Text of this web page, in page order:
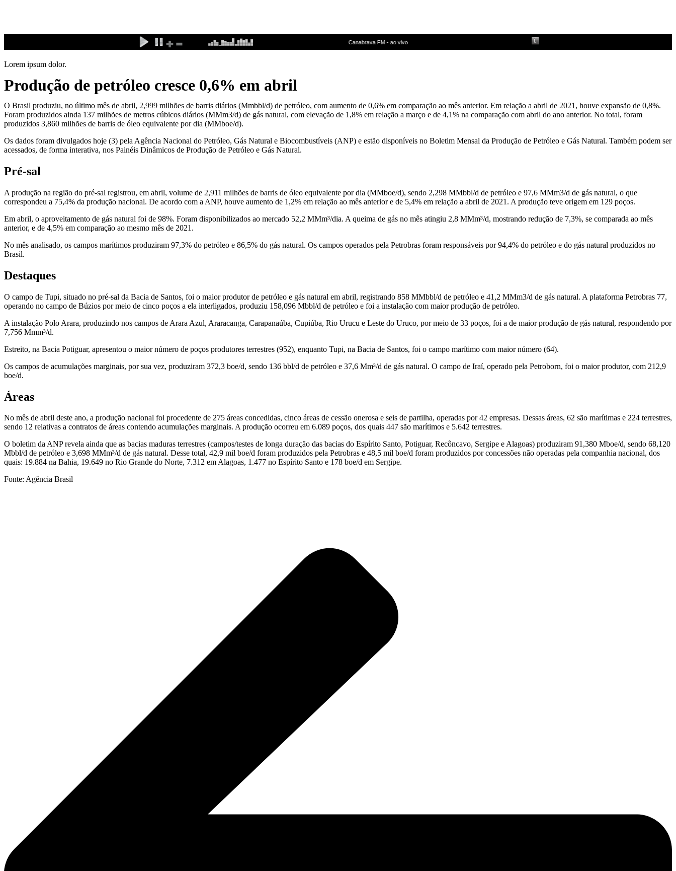
conteúdo
Lorem ipsum dolor.
Produção de petróleo cresce 0,6% em abril
O Brasil produziu, no último mês de abril, 2,999 milhões de barris diários (Mmbbl/d) de petróleo, com aumento de 0,6% em comparação ao mês anterior. Em relação a abril de 2021, houve expansão de 0,8%.
Foram produzidos ainda 137 milhões de metros cúbicos diários (MMm3/d) de gás natural, com elevação de 1,8% em relação a março e de 4,1% na comparação com abril do ano anterior. No total, foram
produzidos 3,860 milhões de barris de óleo equivalente por dia (MMboe/d).
Os dados foram divulgados hoje (3) pela Agência Nacional do Petróleo, Gás Natural e Biocombustíveis (ANP) e estão disponíveis no Boletim Mensal da Produção de Petróleo e Gás Natural. Também podem ser
acessados, de forma interativa, nos Painéis Dinâmicos de Produção de Petróleo e Gás Natural.
Pré-sal
A produção na região do pré-sal registrou, em abril, volume de 2,911 milhões de barris de óleo equivalente por dia (MMboe/d), sendo 2,298 MMbbl/d de petróleo e 97,6 MMm3/d de gás natural, o que
correspondeu a 75,4% da produção nacional. De acordo com a ANP, houve aumento de 1,2% em relação ao mês anterior e de 5,4% em relação a abril de 2021. A produção teve origem em 129 poços.
Em abril, o aproveitamento de gás natural foi de 98%. Foram disponibilizados ao mercado 52,2 MMm³/dia. A queima de gás no mês atingiu 2,8 MMm³/d, mostrando redução de 7,3%, se comparada ao mês
anterior, e de 4,5% em comparação ao mesmo mês de 2021.
No mês analisado, os campos marítimos produziram 97,3% do petróleo e 86,5% do gás natural. Os campos operados pela Petrobras foram responsáveis por 94,4% do petróleo e do gás natural produzidos no
Brasil.
Destaques
O campo de Tupi, situado no pré-sal da Bacia de Santos, foi o maior produtor de petróleo e gás natural em abril, registrando 858 MMbbl/d de petróleo e 41,2 MMm3/d de gás natural. A plataforma Petrobras 77,
operando no campo de Búzios por meio de cinco poços a ela interligados, produziu 158,096 Mbbl/d de petróleo e foi a instalação com maior produção de petróleo.
A instalação Polo Arara, produzindo nos campos de Arara Azul, Araracanga, Carapanaúba, Cupiúba, Rio Urucu e Leste do Uruco, por meio de 33 poços, foi a de maior produção de gás natural, respondendo por
7,756 Mmm³/d.
Estreito, na Bacia Potiguar, apresentou o maior número de poços produtores terrestres (952), enquanto Tupi, na Bacia de Santos, foi o campo marítimo com maior número (64).
Os campos de acumulações marginais, por sua vez, produziram 372,3 boe/d, sendo 136 bbl/d de petróleo e 37,6 Mm³/d de gás natural. O campo de Iraí, operado pela Petroborn, foi o maior produtor, com 212,9
boe/d.
Áreas
No mês de abril deste ano, a produção nacional foi procedente de 275 áreas concedidas, cinco áreas de cessão onerosa e seis de partilha, operadas por 42 empresas. Dessas áreas, 62 são marítimas e 224 terrestres,
sendo 12 relativas a contratos de áreas contendo acumulações marginais. A produção ocorreu em 6.089 poços, dos quais 447 são marítimos e 5.642 terrestres.
O boletim da ANP revela ainda que as bacias maduras terrestres (campos/testes de longa duração das bacias do Espírito Santo, Potiguar, Recôncavo, Sergipe e Alagoas) produziram 91,380 Mboe/d, sendo 68,120
Mbbl/d de petróleo e 3,698 MMm³/d de gás natural. Desse total, 42,9 mil boe/d foram produzidos pela Petrobras e 48,5 mil boe/d foram produzidos por concessões não operadas pela companhia nacional, dos
quais: 19.884 na Bahia, 19.649 no Rio Grande do Norte, 7.312 em Alagoas, 1.477 no Espírito Santo e 178 boe/d em Sergipe.
Fonte: Agência Brasil